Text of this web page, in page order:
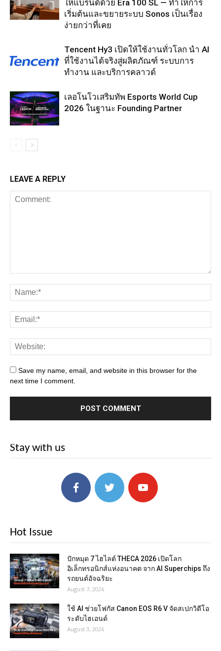
ให้แบรนด์ด้วย Era 100 SL — ทำให้การ
เริ่มต้นและขยายระบบ Sonos เป็นเรื่อง
ง่ายกว่าที่เคย
Tencent Hy3 เปิดให้ใช้งานทั่วโลก นำ AI
ที่ใช้งานได้จริงสู่ผลิตภัณฑ์ ระบบการ
ทำงาน และบริการคลาวด์
เลอโนโวเสริมทัพ Esports World Cup
2026 ในฐานะ Founding Partner
LEAVE A REPLY
Save my name, email, and website in this browser for the
next time I comment.
Stay with us
Hot Issue
ปักหมุด 7 ไฮไลต์ THECA 2026 เปิดโลก
อิเล็กทรอนิกส์แห่งอนาคต จาก AI Superchips ถึง
รถยนต์อัจฉริยะ
August 7, 2026
ใช้ AI ช่วยโฟกัส Canon EOS R6 V จัดสเปกวิดีโอ
ระดับไฮเอนด์
August 3, 2026